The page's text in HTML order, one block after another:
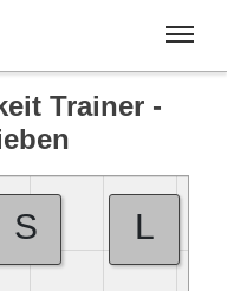
Trainer -
S L